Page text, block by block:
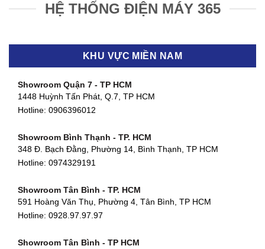
HỆ THỐNG ĐIỆN MÁY 365
KHU VỰC MIỀN NAM
Showroom Quận 7 - TP HCM
1448 Huỳnh Tấn Phát, Q.7, TP HCM
Hotline: 0906396012
Showroom Bình Thạnh - TP. HCM
348 Đ. Bạch Đằng, Phường 14, Bình Thạnh, TP HCM
Hotline: 0974329191
Showroom Tân Bình - TP. HCM
591 Hoàng Văn Thụ, Phường 4, Tân Bình, TP HCM
Hotline: 0928.97.97.97
Showroom Tân Bình - TP HCM